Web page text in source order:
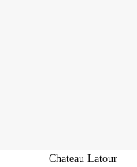
Chateau Latour